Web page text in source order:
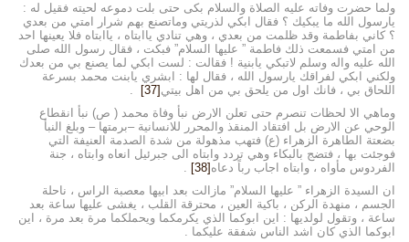
ولما حضرت وفاته عليه الصلاة والسلام بكى حتى بلت دموعه لحيته فقيل له :
يارسول الله ما يبكيك ؟ فقال ابكي لذريتي وماتصنع بهم شرار امتي من بعدي
؟ كاني بفاطمة وقد ظلمت من بعدي ، وهي تنادي ياابتاه ، ياابتاه فلا يعينها احد
من امتي فسمعت ذلك فاطمة ” عليها السلام” فبكت ، فقال رسول الله صلى
الله عليه واله وسلم لاتبكي يابنية ! فقالت : لست ابكي لما يصنع بي من بعدك
ولكني ابكي لفراقك يارسول الله ، فقال لها : ابشري يابنت محمد بسرعة
اللحاق بي ، فانك اول من يلحق بي من اهل بيتي [37]
.
وماهي الا لحظات تنصرم حتى تعلن الارض نبأ وفاة محمد ( ص) نبأ انقطاع
الوحي عن الارض بل افتقاد المنقذ والمحرر للانسانية –برمتها – وبلغ النبأ
بضعتة الطاهرة الزهراء (ع) فتهب مذهولة من شدة الصدمة العنيفة التي
فوجئت بها ، فتضج بالبكاء وهي تردد وابتاه الى جبرئيل انعاه وابتاه ، جنة
الفردوس مأواه ، وابتاه اجاب رباً دعاه [38]
.
ان السيدة الزهراء ” عليها السلام” مازالت بعد ابيها معصبة الراس ، ناحلة
الجسم ، منهدة الركن ، باكية العين ، محترقة القلب ، يغشى عليها ساعة بعد
ساعة ، وتقول لولديها : اين ابوكما الذي يكرمكما ويحملكما مرة بعد مرة ، اين
ابوكما الذي كان اشد الناس شفقة عليكما .